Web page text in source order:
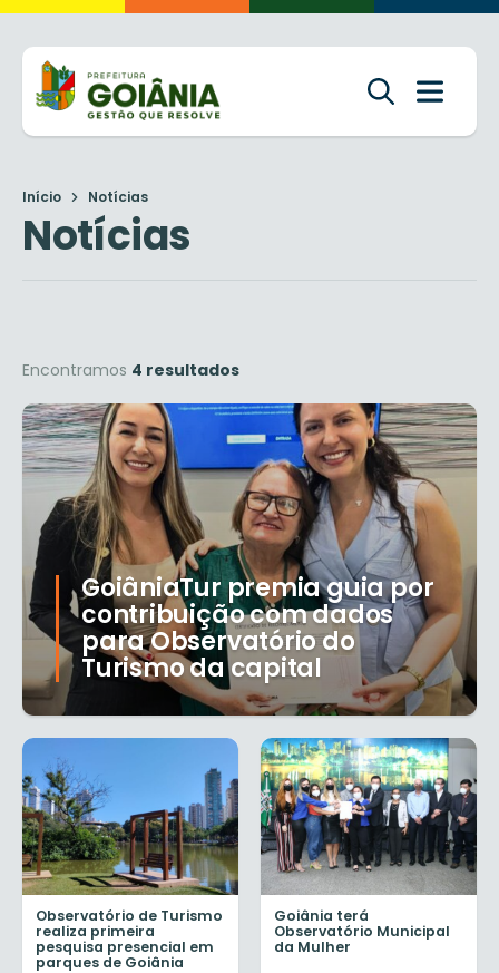
Início Notícias
Notícias
Encontramos 4 resultados
GoiâniaTur premia guia por
contribuição com dados
para Observatório do
Turismo da capital
Observatório de Turismo
realiza primeira
pesquisa presencial em
parques de Goiânia
Goiânia terá
Observatório Municipal
da Mulher